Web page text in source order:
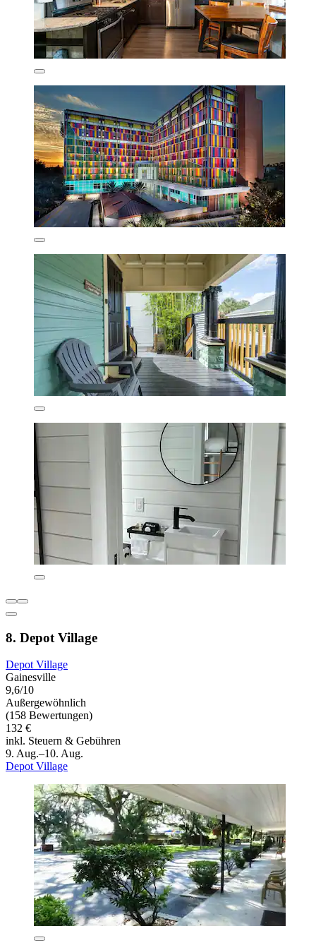
8. Depot Village
Depot Village
Gainesville
9,6/10
Außergewöhnlich
(158 Bewertungen)
132 €
inkl. Steuern & Gebühren
9. Aug.–10. Aug.
Depot Village